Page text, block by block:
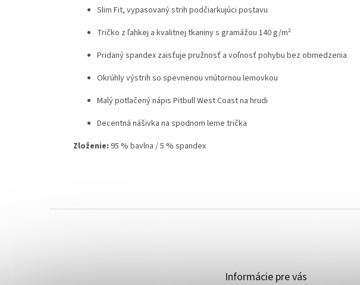
Slim Fit, vypasovaný strih podčiarkujúci postavu
Tričko z ľahkej a kvalitnej tkaniny s gramážou 140 g/m²
Pridaný spandex zaisťuje pružnosť a voľnosť pohybu bez obmedzenia
Okrúhly výstrih so spevnenou vnútornou lemovkou
Malý potlačený nápis Pitbull West Coast na hrudi
Decentná nášivka na spodnom leme trička
Zloženie: 95 % bavlna / 5 % spandex
Informácie pre vás